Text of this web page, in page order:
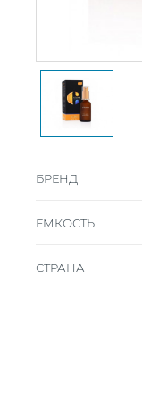
БРЕНД
ЕМКОСТЬ
СТРАНА